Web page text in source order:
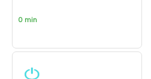
0 min